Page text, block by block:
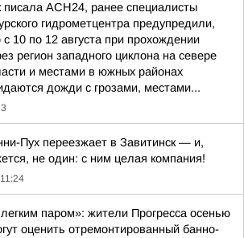
писала АСН24, ранее специалисты
гидрометцентра предупредили,
с 10 по 12 августа при прохождении
регион западного циклона на севере
и местами в южных районах
дожди с грозами, местами...
Пух переезжает в Завитинск — и,
не один: с ним целая компания!
11:24
паром»: жители Прогресса осенью
оценить отремонтированный банно-